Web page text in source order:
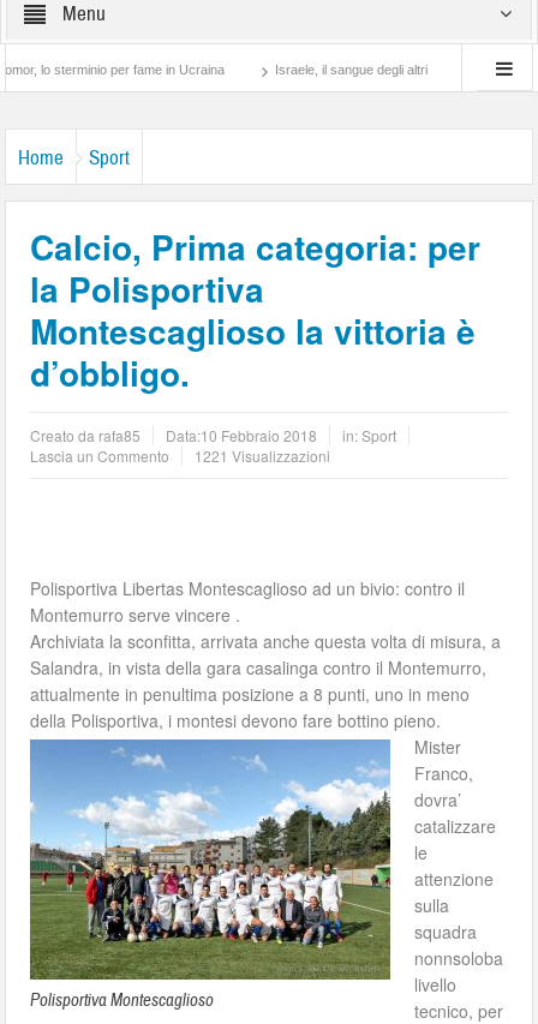
Menu
per fame in Ucraina Israele, il sangue degli altri Lotta di classe… tra
Home Sport
Calcio, Prima categoria: per
la Polisportiva
Montescaglioso la vittoria è
d’obbligo.
Creato da rafa85 Data:10 Febbraio 2018 in:Sport
Lascia un Commento
1221 Visualizzazioni
Polisportiva Libertas Montescaglioso ad un bivio: contro il
Montemurro serve vincere .
Archiviata la sconfitta, arrivata anche questa volta di misura, a
Salandra, in vista della gara casalinga contro il Montemurro,
attualmente in penultima posizione a 8 punti, uno in meno
della Polisportiva, i montesi devono fare bottino pieno.
Polisportiva Montescaglioso
Mister
Franco,
dovra’
catalizzare
le
attenzione
sulla
squadra
nonnsoloba
livello
tecnico, per